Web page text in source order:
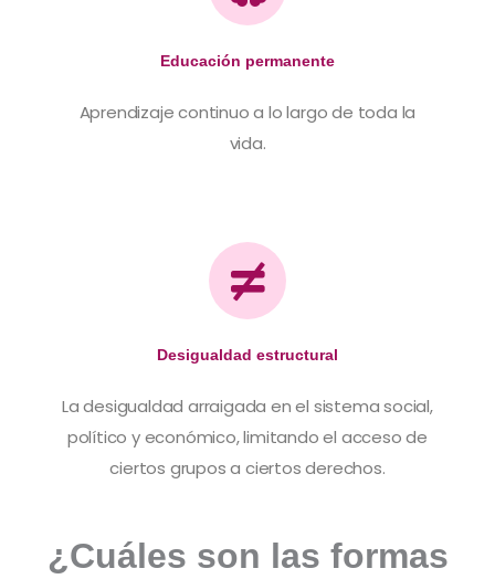
Educación permanente​
Aprendizaje continuo a lo largo de toda la
vida.
Desigualdad estructural​
La desigualdad arraigada en el sistema social,
político y económico, limitando el acceso de
ciertos grupos a ciertos derechos.
¿Cuáles son las formas